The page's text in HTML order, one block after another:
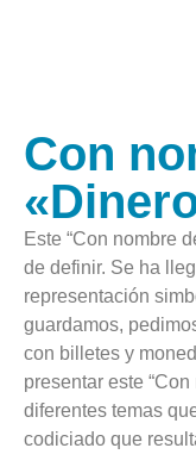
Con
Este “Con nombre
de definir. Se ha
representación
guardamos,
con billetes y
presentar este
diferentes temas
codiciado que